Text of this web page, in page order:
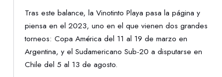
Tras este balance, la Vinotinto Playa pasa la página y
piensa en el 2023, uno en el que vienen dos grandes
torneos: Copa América del 11 al 19 de marzo en
Argentina, y el Sudamericano Sub-20 a disputarse en
Chile del 5 al 13 de agosto.